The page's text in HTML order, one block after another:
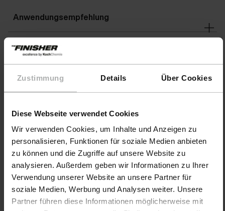
Zustimmung Details Über Cookies
Diese Webseite verwendet Cookies
Wir verwenden Cookies, um Inhalte und Anzeigen zu
personalisieren, Funktionen für soziale Medien anbieten
zu können und die Zugriffe auf unsere Website zu
analysieren. Außerdem geben wir Informationen zu Ihrer
Verwendung unserer Website an unsere Partner für
soziale Medien, Werbung und Analysen weiter. Unsere
Partner führen diese Informationen möglicherweise mit
Anwendungsempfehlung
Warnhinweise
Downloads